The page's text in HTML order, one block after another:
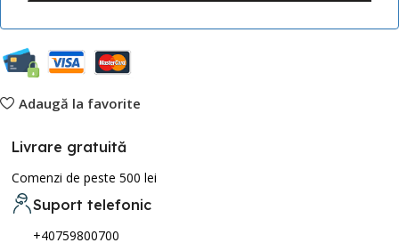
Adaugă la favorite
Livrare gratuită
Comenzi de peste 500 lei
Suport telefonic
+40759800700